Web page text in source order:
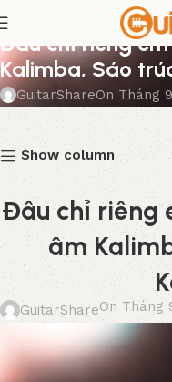
GUITAR
Đâu chỉ riêng
Kalimba, Sáo
GuitarShareOn Tháng
Show column
Đâu chỉ riêng
âm
GuitarShareOn Tháng